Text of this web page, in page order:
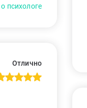
психологе
Отлично